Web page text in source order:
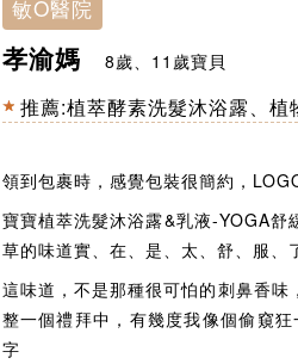
敏O醫院
孝渝媽 8歲、11歲寶貝
推薦:植萃酵素洗髮沐浴露、 植
領到包裹時，感覺包裝很簡約，
寶寶植萃洗髮沐浴露&乳液-YOGA
草的味道實、在、是、太、舒、服、
這味道，不是那種很可怕的刺鼻香
整一個禮拜中，有幾度我像個偷窺
字